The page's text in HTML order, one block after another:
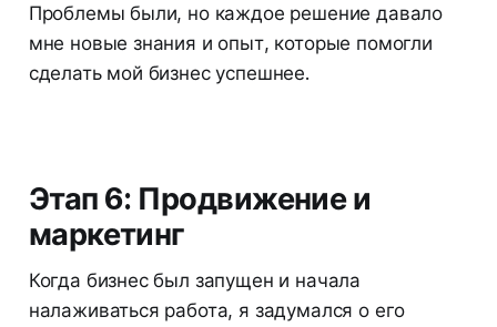
Проблемы были, но каждое решение давало
мне новые знания и опыт, которые помогли
сделать мой бизнес успешнее.
Этап 6: Продвижение и
маркетинг
Когда бизнес был запущен и начала
налаживаться работа, я задумался о его